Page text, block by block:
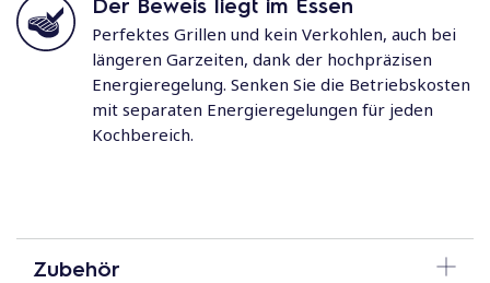
Perfektes Grillen und kein Verkohlen, auch bei
längeren Garzeiten, dank der hochpräzisen
Energieregelung. Senken Sie die Betriebskosten
mit separaten Energieregelungen für jeden
Kochbereich.
Zubehör